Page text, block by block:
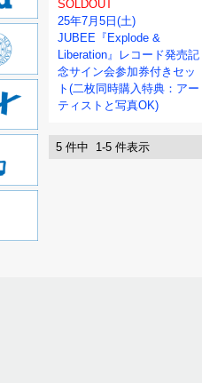
SOLDOUT
25年7月5日(土)
JUBEE『Explode &
Liberation』レコード発売記
念サイン会参加券付きセッ
ト(二枚同時購入特典：アー
ティストと写真OK)
5 件中 1-5 件表示